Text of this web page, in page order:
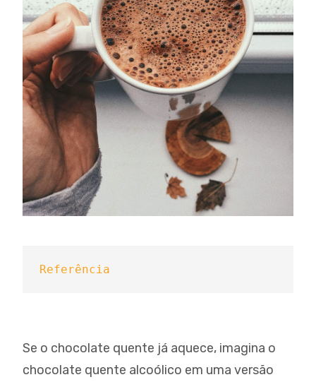
Referência
Se o chocolate quente já aquece, imagina o
chocolate quente alcoólico em uma versão